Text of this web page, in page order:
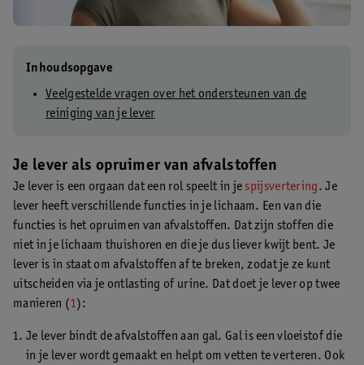
Inhoudsopgave
Veelgestelde vragen over het ondersteunen van de
reiniging van je lever
Je lever als opruimer van afvalstoffen
Je lever is een orgaan dat een rol speelt in je spijsvertering. Je
lever heeft verschillende functies in je lichaam. Een van die
functies is het opruimen van afvalstoffen. Dat zijn stoffen die
niet in je lichaam thuishoren en die je dus liever kwijt bent. Je
lever is in staat om afvalstoffen af te breken, zodat je ze kunt
uitscheiden via je ontlasting of urine. Dat doet je lever op twee
manieren (1):
Je lever bindt de afvalstoffen aan gal. Gal is een vloeistof die
in je lever wordt gemaakt en helpt om vetten te verteren. Ook